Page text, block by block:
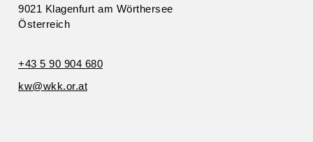
9021 Klagenfurt am Wörthersee
Öster­reich
+43 5 90 904 680
kw@​wkk.​or.​at